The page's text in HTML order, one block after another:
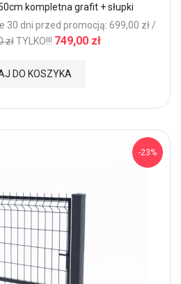
kompletna grafit + słupki
30 dni przed promocją: 699,00 zł /
zł TYLKO!!! 749,00 zł
DO KOSZYKA
-23%